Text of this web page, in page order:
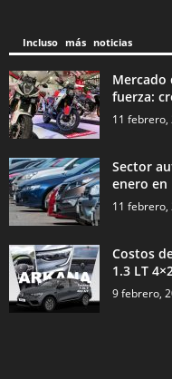
Incluso más noticias
Mercado
fuerza:
11 febrero,
Sector
enero en
11 febrero,
Costos
1.3 LT
9 febrero,